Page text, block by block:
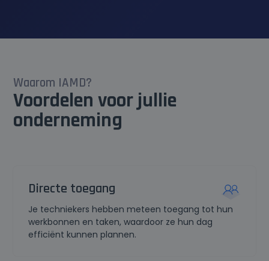
Waarom IAMD?
Voordelen voor jullie
onderneming
Directe toegang
Je techniekers hebben meteen toegang tot hun
werkbonnen en taken, waardoor ze hun dag
efficiënt kunnen plannen.